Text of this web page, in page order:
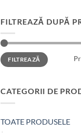
FILTREAZĂ DUPĂ
Preț
minim
Preț
maxim
FILTREAZĂ
CATEGORII DE
TOATE PRODUSELE